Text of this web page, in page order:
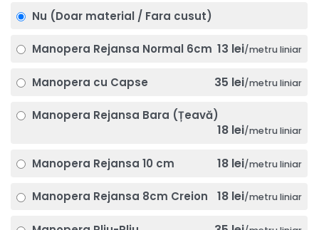
Nu (Doar material / Fara cusut)
Manopera Rejansa Normal 6cm 13 lei/metru liniar
Manopera cu Capse 35 lei/metru liniar
Manopera Rejansa Bara (Țeavă)
18 lei/metru liniar
Manopera Rejansa 10 cm 18 lei/metru liniar
Manopera Rejansa 8cm Creion 18 lei/metru liniar